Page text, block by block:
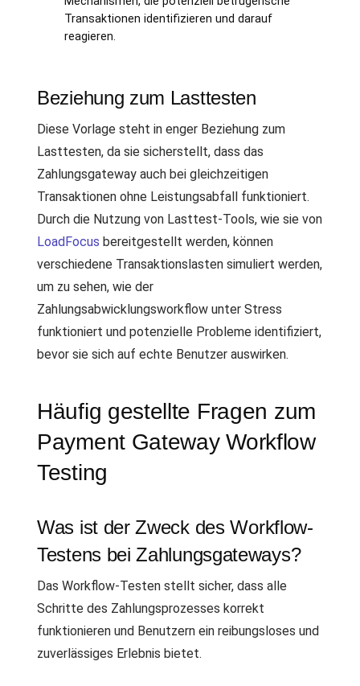
Transaktionen identifizieren und darauf
reagieren.
Beziehung zum Lasttesten
Diese Vorlage steht in enger Beziehung zum
Lasttesten, da sie sicherstellt, dass das
Zahlungsgateway auch bei gleichzeitigen
Transaktionen ohne Leistungsabfall funktioniert.
Durch die Nutzung von Lasttest-Tools, wie sie von
LoadFocus bereitgestellt werden, können
verschiedene Transaktionslasten simuliert werden,
um zu sehen, wie der
Zahlungsabwicklungsworkflow unter Stress
funktioniert und potenzielle Probleme identifiziert,
bevor sie sich auf echte Benutzer auswirken.
Häufig gestellte Fragen zum
Payment Gateway Workflow
Testing
Was ist der Zweck des Workflow-
Testens bei Zahlungsgateways?
Das Workflow-Testen stellt sicher, dass alle
Schritte des Zahlungsprozesses korrekt
funktionieren und Benutzern ein reibungsloses und
zuverlässiges Erlebnis bietet.